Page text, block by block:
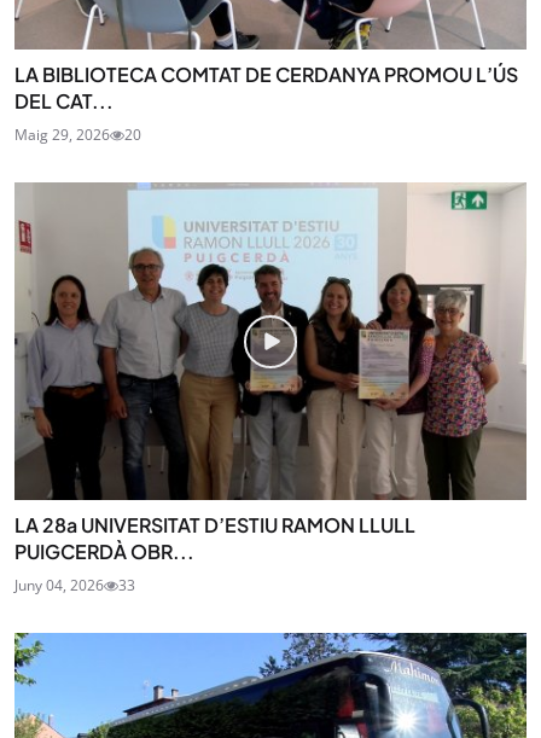
LA BIBLIOTECA COMTAT DE CERDANYA PROMOU L’ÚS
DEL CAT...
Maig 29, 2026 20
LA 28a UNIVERSITAT D’ESTIU RAMON LLULL
PUIGCERDÀ OBR...
Juny 04, 2026 33